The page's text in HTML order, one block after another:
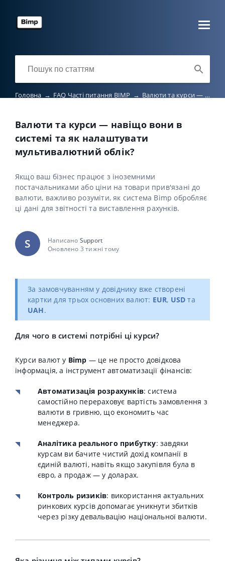
Головна → FAQ Часті питання BIMP → Валюти та курси — навіщо вони в системі та як налаштувати мультивалютний облік?
Валюти та курси — навіщо вони в
системі та як налаштувати
мультивалютний облік?
Якщо ваш бізнес працює з іноземними
постачальниками або ціни на товари прив'язані до
валюти, важливо розуміти, як система Bimp обробляє
ці дані для звітності та виставлення рахунків.
S Написано Support
Оновлено 3 тижні тому
За замовчуванням у довіднику вже створені
картки для трьох основних валют: EUR, USD та
UAH.
Для чого в системі потрібні ці курси?
Курси валют у Bimp — це не просто довідкова
інформація, а інструмент автоматизації фінансів:
Автоматизація розрахунків: система
самостійно перераховує вартість замовлення з
валюти в гривню, що економить час
менеджера.
Аналітика реального прибутку: завдяки
курсам ви бачите чистий дохід компанії в
єдиній валюті, навіть якщо закупівля була в
євро, а продаж — у доларах.
Контроль ризиків: використання актуальних
ринкових курсів допомагає уникнути збитків
через різку девальвацію національної валюти.